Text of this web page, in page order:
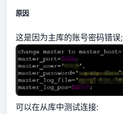
原因
这是因为主库的账号密码错误;
可以在从库中测试连接: